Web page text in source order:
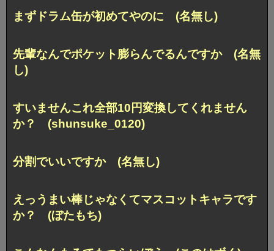
まずドラム缶が初めてやのに (名無し)
先輩なんでポケット膨らんでるんですか (名無
し)
すいませんこれ全部10円変換してくれません
か？ (shunsuke_0120)
分割でいいですか (名無し)
えっうまい棒じゃなくてマスコットキャラです
か？ (ぼたもち)